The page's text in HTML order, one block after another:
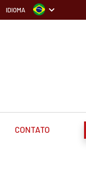
IDIOMA
CONTATO